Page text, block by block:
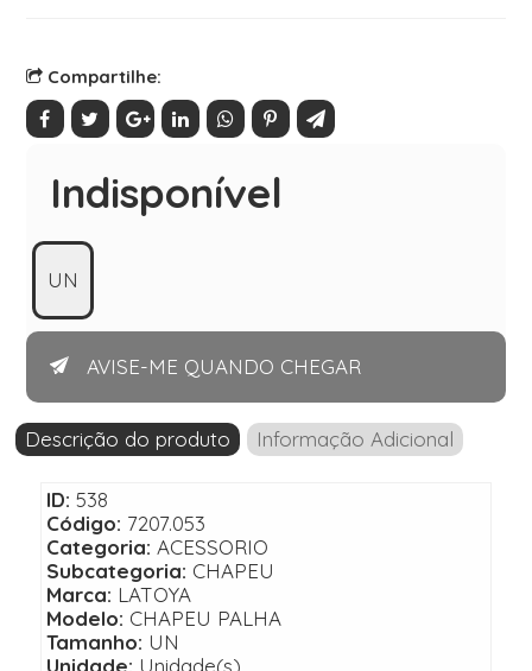
Compartilhe:
Indisponível
UN
AVISE-ME QUANDO CHEGAR
Descrição do produto Informação Adicional
ID: 538
Código: 7207.053
Categoria: ACESSORIO
Subcategoria: CHAPEU
Marca: LATOYA
Modelo: CHAPEU PALHA
Tamanho: UN
Unidade: Unidade(s)